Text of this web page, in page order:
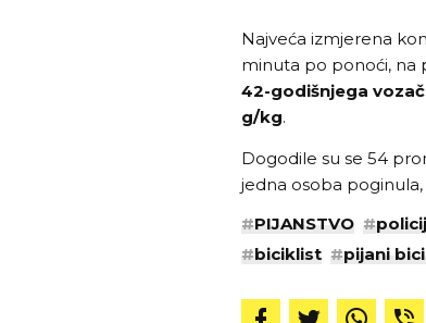
Najveća izmjerena
minuta po ponoći, na
42-godišnjega
g/kg.
Dogodile su se 54
jedna osoba
#PIJANSTVO #
#biciklist #pijani